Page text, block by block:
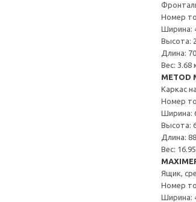
Номер
Ширина:
Высота:
Длина:
Вес: 3.68
Каркас
Номер
Ширина:
Высота:
Длина:
Вес:
Ящик,
Номер
Ширина: